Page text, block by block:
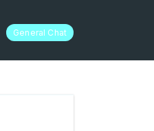
General Chat